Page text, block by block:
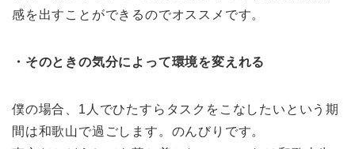
感を出すことができるのでオススメです。
・そのときの気分によって環境を変えれる
僕の場合、1人でひたすらタスクをこなしたいという期
間は和歌山で過ごします。のんびりです。